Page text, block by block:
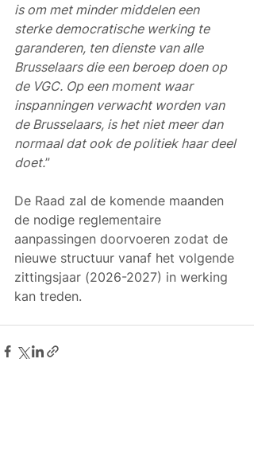
is om met minder middelen een
sterke democratische werking te
garanderen, ten dienste van alle
Brusselaars die een beroep doen op
de VGC. Op een moment waar
inspanningen verwacht worden van
de Brusselaars, is het niet meer dan
normaal dat ook de politiek haar deel
doet.”
De Raad zal de komende maanden
de nodige reglementaire
aanpassingen doorvoeren zodat de
nieuwe structuur vanaf het volgende
zittingsjaar (2026-2027) in werking
kan treden.